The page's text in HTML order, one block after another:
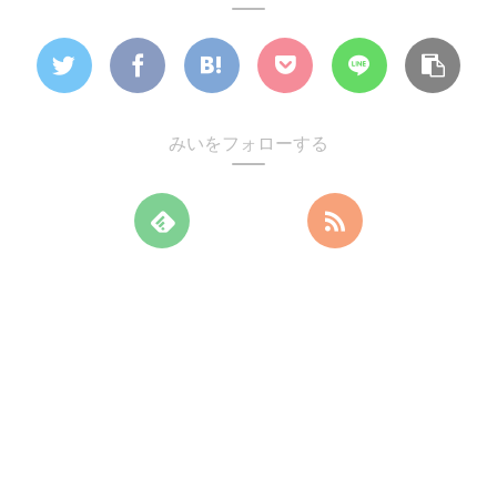
みいをフォローする